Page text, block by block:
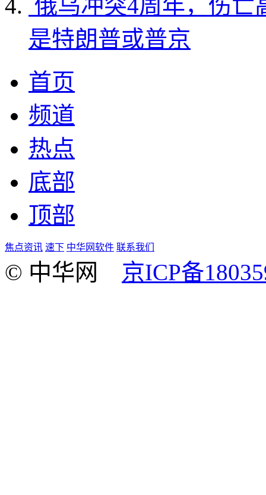
俄乌冲突4周年，伤亡
是特朗普或普京
首页
频道
热点
底部
顶部
焦点资讯 速下 中华网软件 联系我们
© 中华网 京ICP备